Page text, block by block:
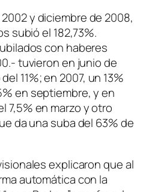
y diciembre de 2008,
subió el 182,73%.
con haberes
tuvieron en junio de
11%; en 2007, un 13%
en septiembre, y en
7,5% en marzo y otro
da una suba del 63% de
explicaron que al
automática con la